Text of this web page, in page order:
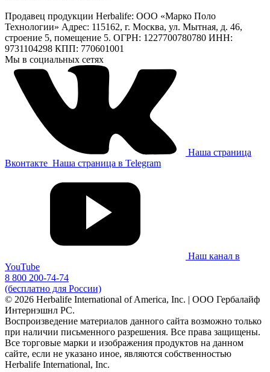
Продавец продукции Herbalife: ООО «Марко Поло
Технологии» Адрес: 115162, г. Москва, ул. Мытная, д. 46,
строение 5, помещение 5. ОГРН: 1227700780780 ИНН:
9731104298 КПП: 770601001
Мы в социальных сетях
Наша страница
Вконтакте Наша страница в Telegram
Наш канал в
YouTube
8 800 200-74-74
(бесплатно для России)
© 2026 Herbalife International of America, Inc. | ООО Гербалайф
Интернэшнл РС.
Воспроизведение материалов данного сайта возможно только
при наличии письменного разрешения. Все права защищены.
Все торговые марки и изображения продуктов на данном
сайте, если не указано иное, являются собственностью
Herbalife International, Inc.